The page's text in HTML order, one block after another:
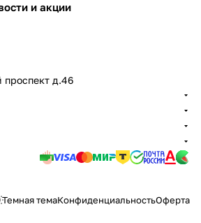
и акции
проспект д.46
Темная темаКонфиденциальностьОферта